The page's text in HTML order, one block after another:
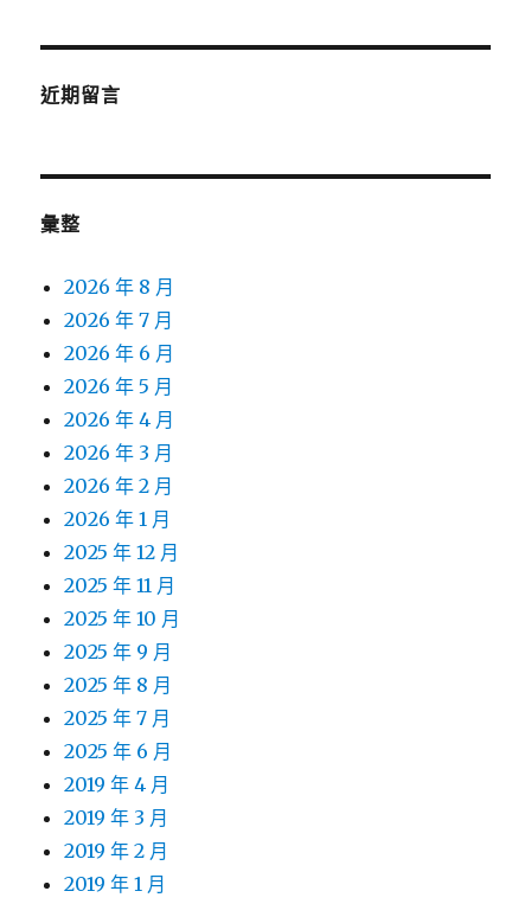
近期留言
彙整
2026 年 8 月
2026 年 7 月
2026 年 6 月
2026 年 5 月
2026 年 4 月
2026 年 3 月
2026 年 2 月
2026 年 1 月
2025 年 12 月
2025 年 11 月
2025 年 10 月
2025 年 9 月
2025 年 8 月
2025 年 7 月
2025 年 6 月
2019 年 4 月
2019 年 3 月
2019 年 2 月
2019 年 1 月